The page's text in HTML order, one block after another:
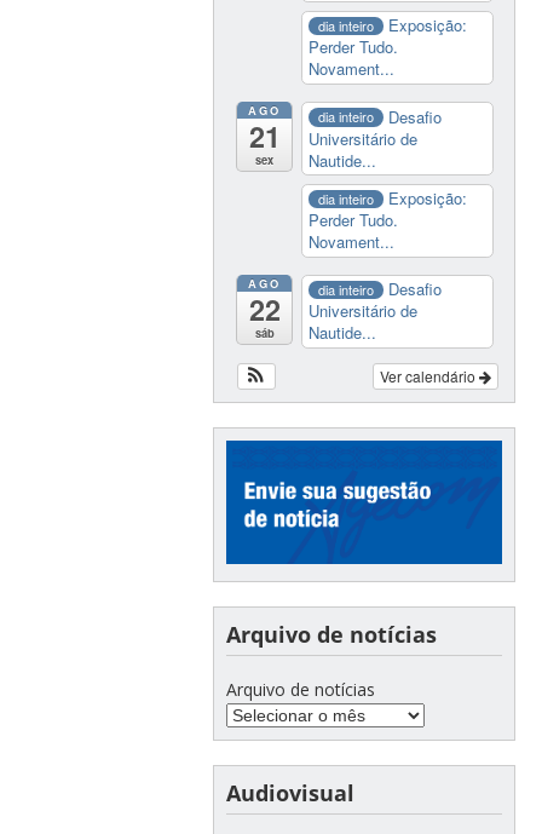
dia inteiro
Exposição:
Perder Tudo.
Novament...
AGO
21
sex
dia inteiro
Desafio
Universitário de
Nautide...
dia inteiro
Exposição:
Perder Tudo.
Novament...
AGO
22
sáb
dia inteiro
Desafio
Universitário de
Nautide...
Ver calendário
Arquivo de notícias
Arquivo de notícias
Audiovisual